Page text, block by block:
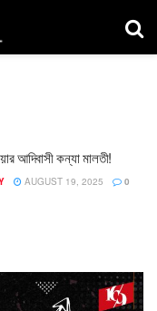
আদিবাসী কন্যা মালতী!
AUGUST 19, 2025 0